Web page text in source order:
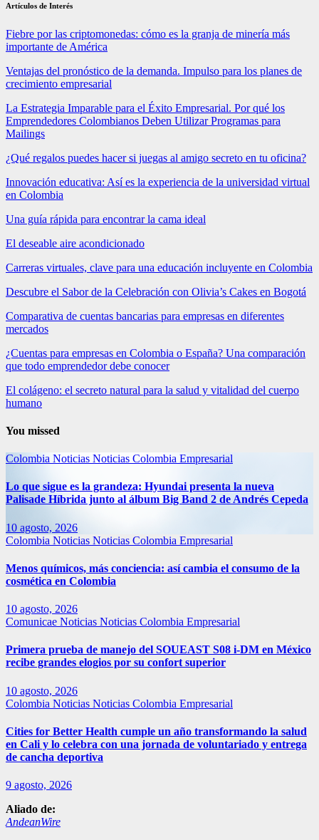
Artículos de Interés
Fiebre por las criptomonedas: cómo es la granja de minería más
importante de América
Ventajas del pronóstico de la demanda. Impulso para los planes de
crecimiento empresarial
La Estrategia Imparable para el Éxito Empresarial. Por qué los
Emprendedores Colombianos Deben Utilizar Programas para
Mailings
¿Qué regalos puedes hacer si juegas al amigo secreto en tu oficina?
Innovación educativa: Así es la experiencia de la universidad virtual
en Colombia
Una guía rápida para encontrar la cama ideal
El deseable aire acondicionado
Carreras virtuales, clave para una educación incluyente en Colombia
Descubre el Sabor de la Celebración con Olivia’s Cakes en Bogotá
Comparativa de cuentas bancarias para empresas en diferentes
mercados
¿Cuentas para empresas en Colombia o España? Una comparación
que todo emprendedor debe conocer
El colágeno: el secreto natural para la salud y vitalidad del cuerpo
humano
You missed
Colombia Noticias Noticias Colombia Empresarial
Lo que sigue es la grandeza: Hyundai presenta la nueva
Palisade Híbrida junto al álbum Big Band 2 de Andrés Cepeda
10 agosto, 2026
Colombia Noticias Noticias Colombia Empresarial
Menos químicos, más conciencia: así cambia el consumo de la
cosmética en Colombia
10 agosto, 2026
Comunicae Noticias Noticias Colombia Empresarial
Primera prueba de manejo del SOUEAST S08 i-DM en México
recibe grandes elogios por su confort superior
10 agosto, 2026
Colombia Noticias Noticias Colombia Empresarial
Cities for Better Health cumple un año transformando la salud
en Cali y lo celebra con una jornada de voluntariado y entrega
de cancha deportiva
9 agosto, 2026
Aliado de:
AndeanWire